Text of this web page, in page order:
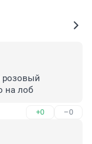
розовый
на лоб
+0 –0